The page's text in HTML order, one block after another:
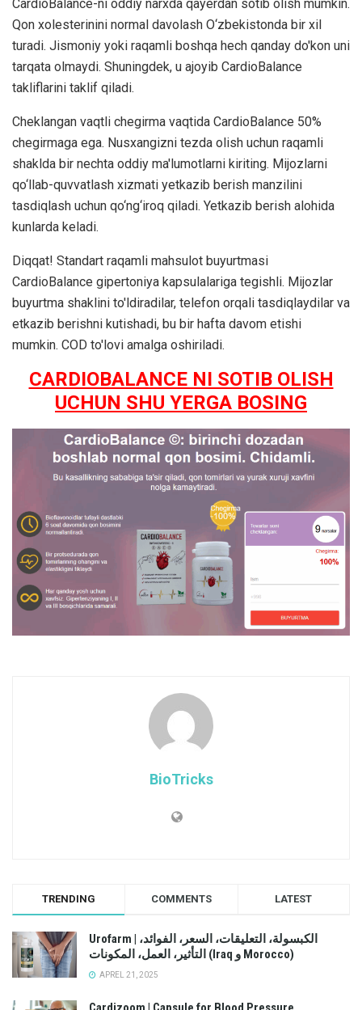
CardioBalance-ni oddiy narxda qayerdan sotib olish mumkin.
Qon xolesterinini normal davolash O‘zbekistonda bir xil
turadi. Jismoniy yoki raqamli boshqa hech qanday do'kon uni
tarqata olmaydi. Shuningdek, u ajoyib CardioBalance
takliflarini taklif qiladi.
Cheklangan vaqtli chegirma vaqtida CardioBalance 50%
chegirmaga ega. Nusxangizni tezda olish uchun raqamli
shaklda bir nechta oddiy ma'lumotlarni kiriting. Mijozlarni
qo‘llab-quvvatlash xizmati yetkazib berish manzilini
tasdiqlash uchun qo‘ng‘iroq qiladi. Yetkazib berish alohida
kunlarda keladi.
Diqqat! Standart raqamli mahsulot buyurtmasi
CardioBalance gipertoniya kapsulalariga tegishli. Mijozlar
buyurtma shaklini to'ldiradilar, telefon orqali tasdiqlaydilar va
etkazib berishni kutishadi, bu bir hafta davom etishi
mumkin. COD to'lovi amalga oshiriladi.
CARDIOBALANCE NI SOTIB OLISH
UCHUN SHU YERGA BOSING
BioTricks
TRENDING COMMENTS LATEST
Urofarm | الكبسولة، التعليقات، السعر، الفوائد،
التأثير، العمل، المكونات (Iraq و Morocco)
APREL 21, 2025